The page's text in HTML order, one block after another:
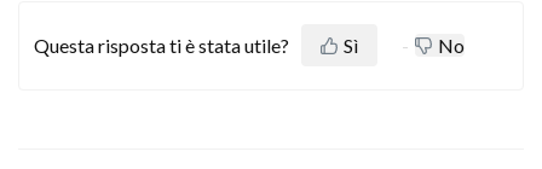
Questa risposta ti è stata utile? Sì No